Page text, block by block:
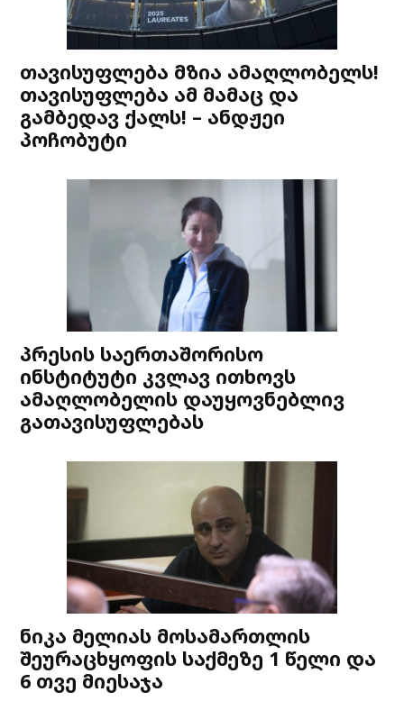
თავისუფლება მზია ამაღლობელს!
თავისუფლება ამ მამაც და
გამბედავ ქალს! – ანდჟეი
პოჩობუტი
პრესის საერთაშორისო
ინსტიტუტი კვლავ ითხოვს
ამაღლობელის დაუყოვნებლივ
გათავისუფლებას
ნიკა მელიას მოსამართლის
შეურაცხყოფის საქმეზე 1 წელი და
6 თვე მიესაჯა